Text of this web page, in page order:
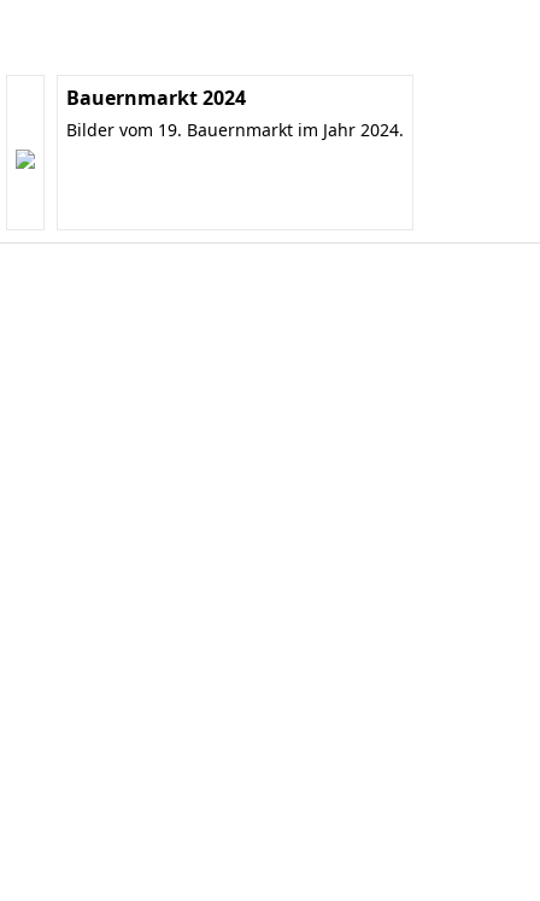
Bauernmarkt 2024
Bilder vom 19. Bauernmarkt im Jahr 2024.